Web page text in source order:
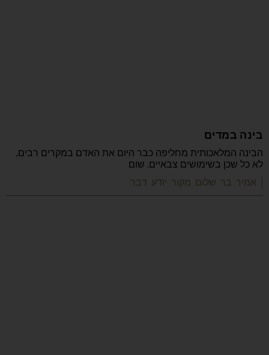
בינה במדים
הבינה המלאכותית מחליפה כבר היום את האדם במקרים רבים,
לא כל שכן בשימושים צבאיים. שום
| אמיר בר שלום מקור יודע דבר